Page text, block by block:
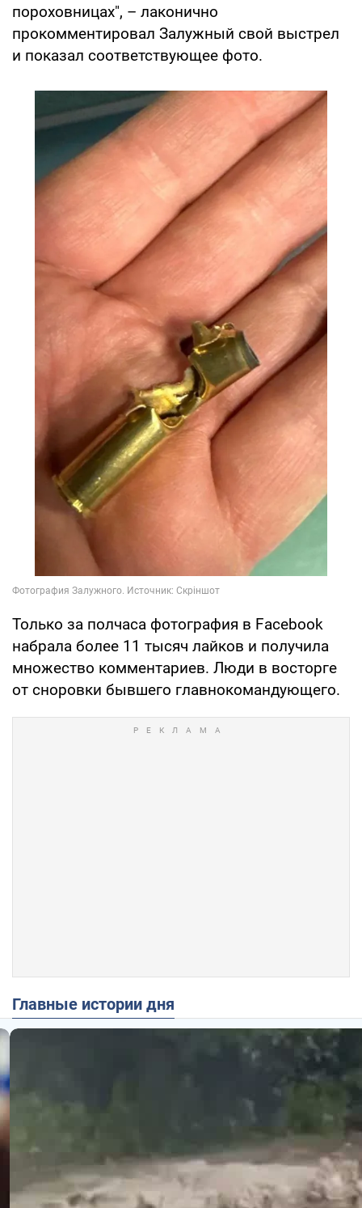
пороховницах", – лаконично
прокомментировал Залужный свой выстрел
и показал соответствующее фото.
Только за полчаса фотография в Facebook
набрала более 11 тысяч лайков и получила
множество комментариев. Люди в восторге
от сноровки бывшего главнокомандующего.
Главные истории дня